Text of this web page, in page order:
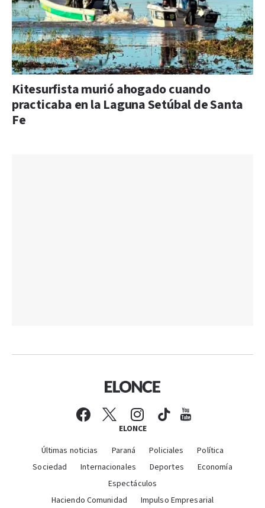
Kitesurfista murió ahogado cuando
practicaba en la Laguna Setúbal de Santa
Fe
ELONCE
Últimas noticias Paraná Policiales
Política
Sociedad
Internacionales Deportes
Economía
Espectáculos
Haciendo Comunidad
Impulso Empresarial